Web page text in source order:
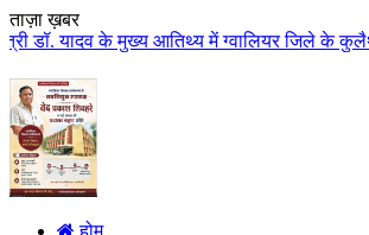
ताज़ा ख़बर
आतिथ्य में ग्वालियर जिले के कुलैथ में
होम